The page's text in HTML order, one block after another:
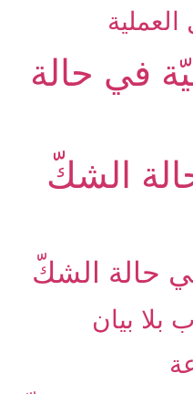
في حالة
الشكّ
في حالة الشكّ‏